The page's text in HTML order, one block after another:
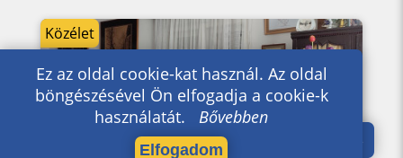
Közélet
Ez az oldal cookie-kat használ. Az oldal
böngészésével Ön elfogadja a cookie-k
használatát.
Bővebben
Elfogadom